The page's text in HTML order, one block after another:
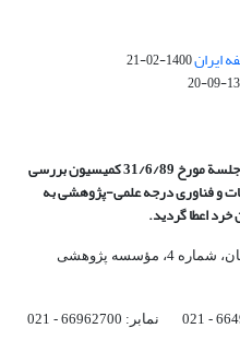
ایران1400-02-21
بررسی
و فناوری درجه علمی‌-پژوهشیبه
اعطا گردید.
آدرس : تهــران، خ نوفل لوشاتو، خ آراکلیان، شماره 4،‌ مؤسسه پژوهشی